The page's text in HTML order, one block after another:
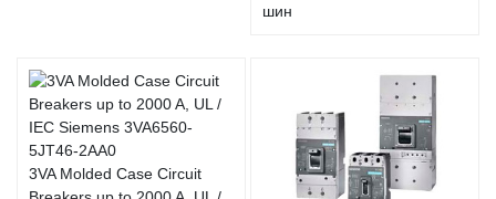
шин
3VA Molded Case Circuit